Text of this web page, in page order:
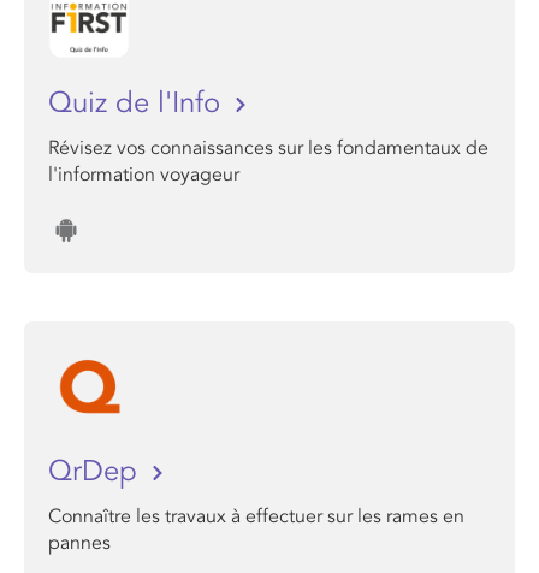
Quiz de l'Info
Révisez vos connaissances sur les fondamentaux de
l'information voyageur
QrDep
Connaître les travaux à effectuer sur les rames en
pannes